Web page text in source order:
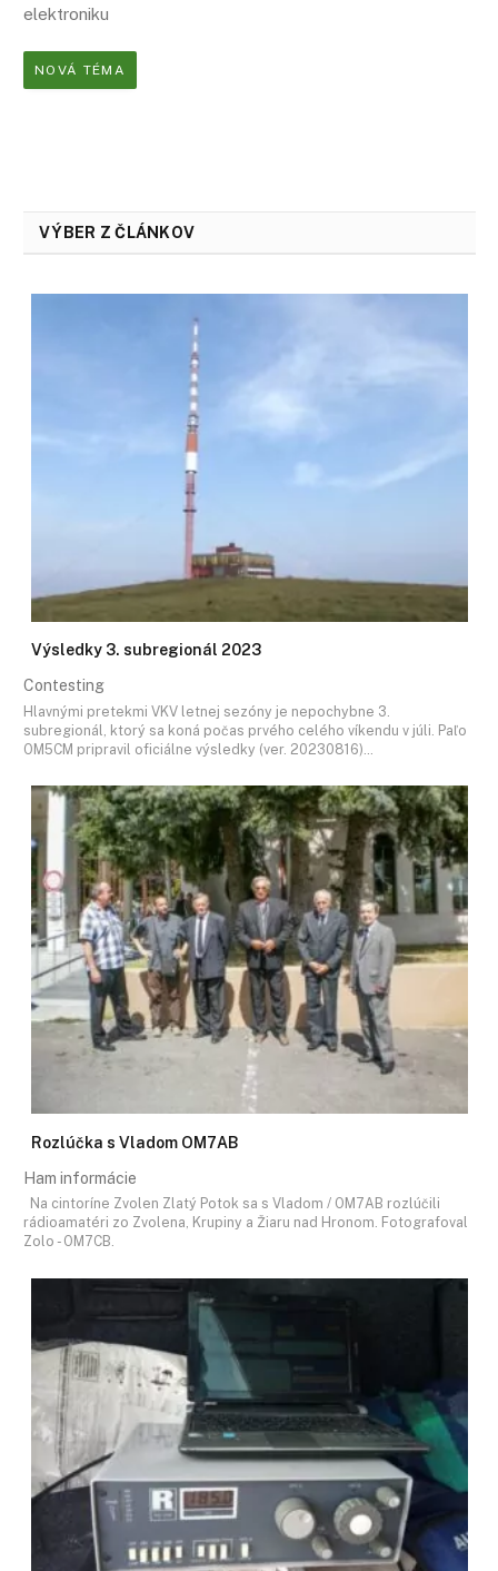
elektroniku
NOVÁ TÉMA
VÝBER Z ČLÁNKOV
Výsledky 3. subregionál 2023
Contesting
Hlavnými pretekmi VKV letnej sezóny je nepochybne 3.
subregionál, ktorý sa koná počas prvého celého víkendu v júli. Paľo
OM5CM pripravil oficiálne výsledky (ver. 20230816)…
Rozlúčka s Vladom OM7AB
Ham informácie
Na cintoríne Zvolen Zlatý Potok sa s Vladom / OM7AB rozlúčili
rádioamatéri zo Zvolena, Krupiny a Žiaru nad Hronom. Fotografoval
Zolo - OM7CB.